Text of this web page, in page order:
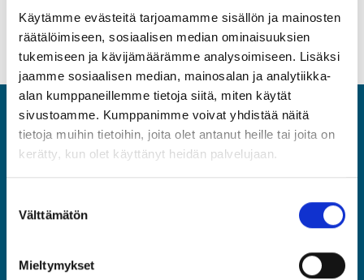
Käytämme evästeitä tarjoamamme sisällön ja mainosten
räätälöimiseen, sosiaalisen median ominaisuuksien
tukemiseen ja kävijämäärämme analysoimiseen. Lisäksi
jaamme sosiaalisen median, mainosalan ja analytiikka-
alan kumppaneillemme tietoja siitä, miten käytät
sivustoamme. Kumppanimme voivat yhdistää näitä
tietoja muihin tietoihin, joita olet antanut heille tai joita on
kerätty, kun olet käyttänyt heidän palvelujaan.
valinta
Välttämätön
Mieltymykset
ASIA
Asiantuntijat ja Esihenkilöt ASIA ry
(09) 2510 1310